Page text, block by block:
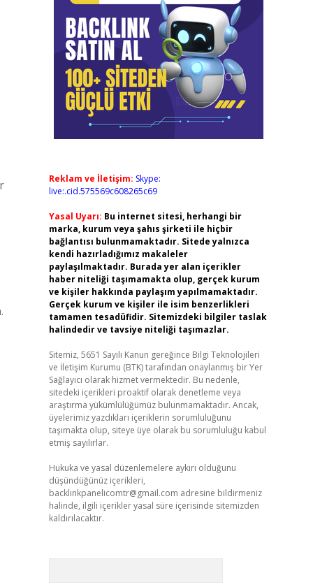
Reklam ve İletişim: Skype:
live:.cid.575569c608265c69
Yasal Uyarı: Bu internet sitesi, herhangi bir
marka, kurum veya şahıs şirketi ile hiçbir
bağlantısı bulunmamaktadır. Sitede yalnızca
kendi hazırladığımız makaleler
paylaşılmaktadır. Burada yer alan içerikler
haber niteliği taşımamakta olup, gerçek kurum
ve kişiler hakkında paylaşım yapılmamaktadır.
Gerçek kurum ve kişiler ile isim benzerlikleri
tamamen tesadüfidir. Sitemizdeki bilgiler taslak
halindedir ve tavsiye niteliği taşımazlar.
Sitemiz, 5651 Sayılı Kanun gereğince Bilgi Teknolojileri
ve İletişim Kurumu (BTK) tarafından onaylanmış bir Yer
Sağlayıcı olarak hizmet vermektedir. Bu nedenle,
sitedeki içerikleri proaktif olarak denetleme veya
araştırma yükümlülüğümüz bulunmamaktadır. Ancak,
üyelerimiz yazdıkları içeriklerin sorumluluğunu
taşımakta olup, siteye üye olarak bu sorumluluğu kabul
etmiş sayılırlar.
Hukuka ve yasal düzenlemelere aykırı olduğunu
düşündüğünüz içerikleri,
backlinkpanelicomtr@gmail.com adresine bildirmeniz
halinde, ilgili içerikler yasal süre içerisinde sitemizden
kaldırılacaktır.